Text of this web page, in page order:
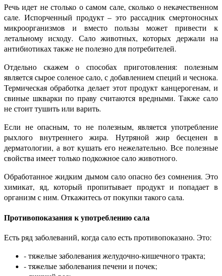
Речь идет не столько о самом сале, сколько о некачественном
сале. Испорченный продукт – это рассадник смертоносных
микроорганизмов и вместо пользы может привести к
летальному исходу. Сало животных, которых держали на
антибиотиках также не полезно для потребителей.
Отдельно скажем о способах приготовления: полезным
является сырое соленое сало, с добавлением специй и чеснока.
Термическая обработка делает этот продукт канцерогенам, и
свиные шкварки по праву считаются вредными. Также сало
не стоит тушить или варить.
Если не опасным, то не полезным, является употребление
рыхлого внутреннего жира. Нутряной жир бесценен в
дерматологии, а вот кушать его нежелательно. Все полезные
свойства имеет только подкожное сало животного.
Обработанное жидким дымом сало опасно без сомнения. Это
химикат, яд, который пропитывает продукт и попадает в
организм с ним. Откажитесь от покупки такого сала.
Противопоказания к употреблению сала
Есть ряд заболеваний, когда сало есть противопоказано. Это:
- тяжелые заболевания желудочно-кишечного тракта;
- тяжелые заболевания печени и почек;